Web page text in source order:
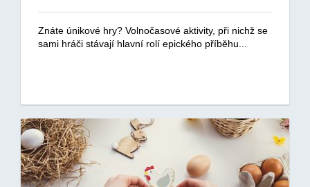
Znáte únikové hry? Volnočasové aktivity, při nichž se
sami hráči stávají hlavní rolí epického příběhu...